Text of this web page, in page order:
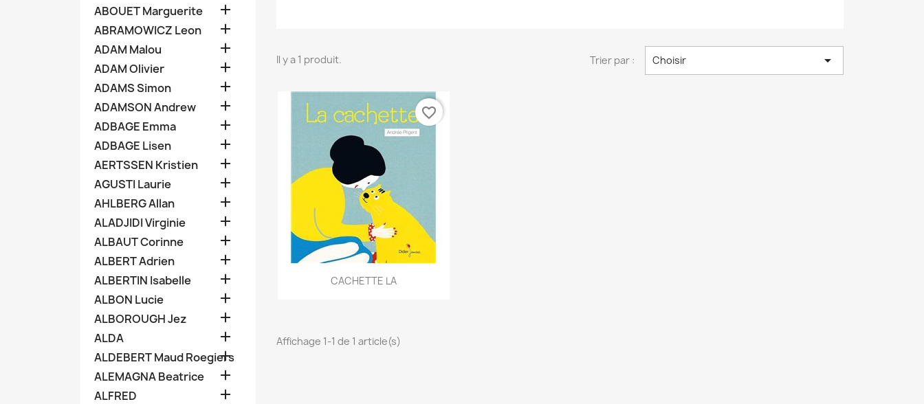
ABOUET Marguerite 
ABRAMOWICZ Leon 
ADAM Malou 
ADAM Olivier 
ADAMS Simon 
ADAMSON Andrew 
ADBAGE Emma 
ADBAGE Lisen 
AERTSSEN Kristien 
AGUSTI Laurie 
AHLBERG Allan 
ALADJIDI Virginie 
ALBAUT Corinne 
ALBERT Adrien 
ALBERTIN Isabelle 
ALBON Lucie 
ALBOROUGH Jez 
ALDA 
ALDEBERT Maud Roegiers

ALEMAGNA Beatrice 
ALFRED 
Il y a 1 produit. Trier par : Choisir 
Aperçu rapide
CACHETTE LA
favorite_border
Affichage 1-1 de 1 article(s)